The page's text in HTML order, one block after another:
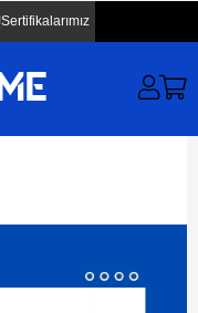
Sertifikalarımız